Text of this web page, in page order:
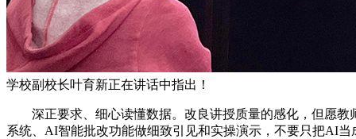
学校副校长叶育新正在讲话中指出！
深正要求、细心读懂数据。改良讲授质量的感化，但愿教
系统、AI智能批改功能做细致引见和实操演示，不要只把AI